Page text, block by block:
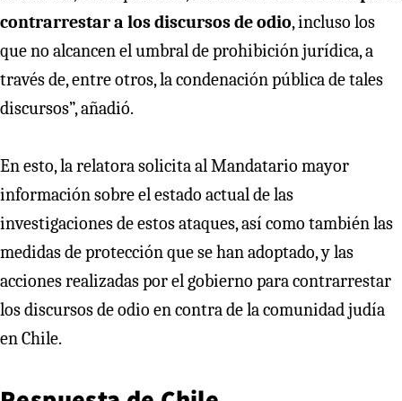
contrarrestar a los discursos de odio, incluso los
que no alcancen el umbral de prohibición jurídica, a
través de, entre otros, la condenación pública de tales
discursos”, añadió.
En esto, la relatora solicita al Mandatario mayor
información sobre el estado actual de las
investigaciones de estos ataques, así como también las
medidas de protección que se han adoptado, y las
acciones realizadas por el gobierno para contrarrestar
los discursos de odio en contra de la comunidad judía
en Chile.